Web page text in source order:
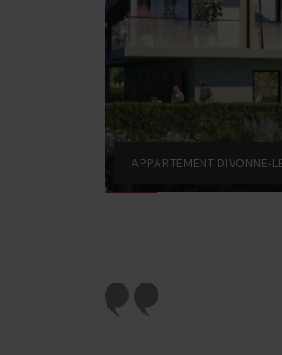
APPARTEMENT DIVONNE-